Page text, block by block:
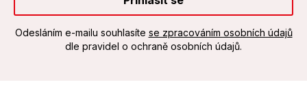
Odesláním e-mailu souhlasíte se zpracováním osobních údajů
dle pravidel o ochraně osobních údajů.